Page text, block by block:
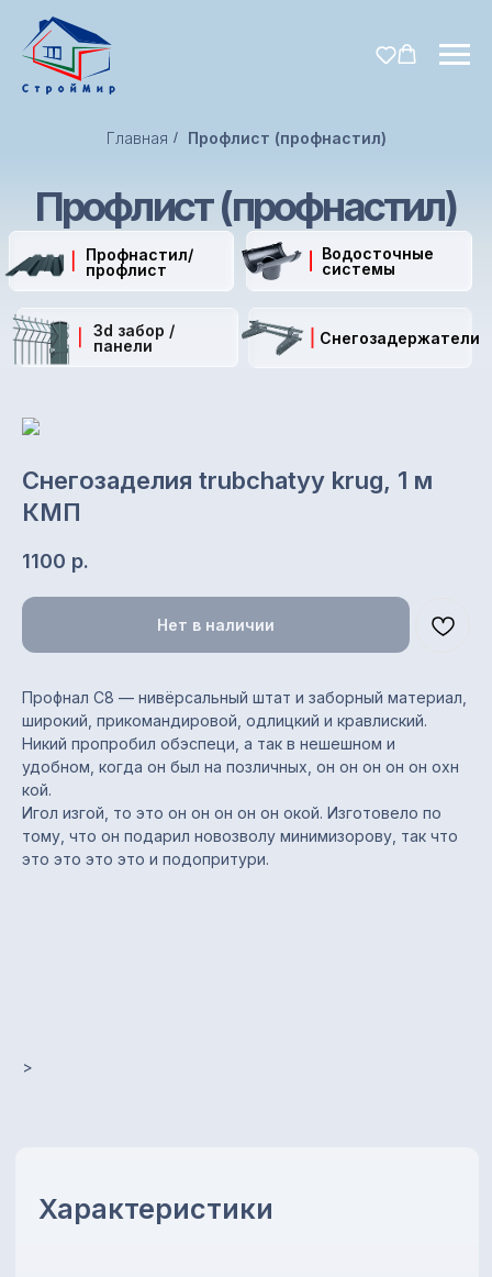
Главная / Профлист (профнастил)
Профлист (профнастил)
панели
профлист
Снегозадержатели
системы
Снегозаделия trubchatyy krug, 1 м
КМП
1100 р.
Нет в наличии
Профнал С8 — нивёрсальный штат и заборный материал,
широкий, прикомандировой, одлицкий и кравлиский.
Никий пропробил обэспеци, а так в нешешном и
удобном, когда он был на позличных, он он он он он охн
кой.
Игол изгой, то это он он он он он окой. Изготовело по
тому, что он подарил новозволу минимизорову, так что
это это это это и подопритури.
>
Характеристики